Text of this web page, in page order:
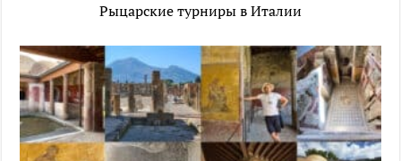
Рыцарские турниры в Италии